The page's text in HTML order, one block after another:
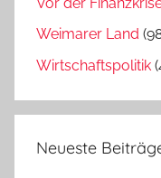
Weimarer Land
Wirtschaftspolitik
Neueste